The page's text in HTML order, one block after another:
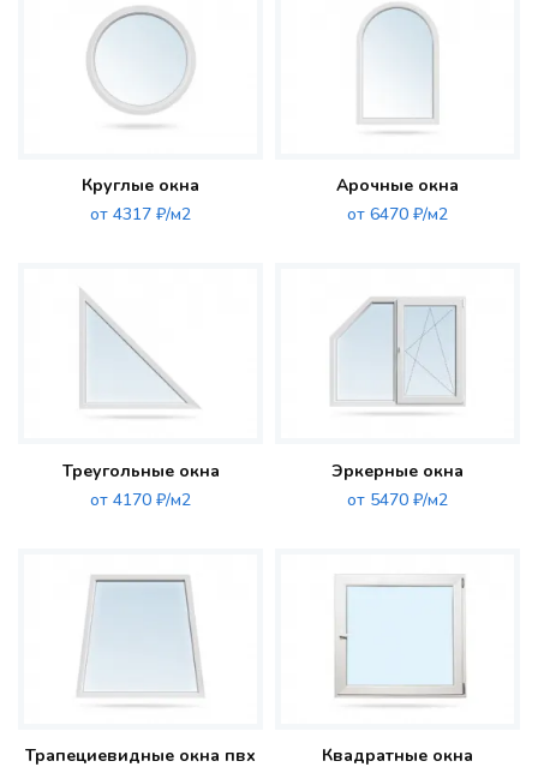
Круглые окна
от 4317 ₽/м2
Арочные окна
от 6470 ₽/м2
Треугольные окна
от 4170 ₽/м2
Эркерные окна
от 5470 ₽/м2
Трапециевидные окна пвх Квадратные окна